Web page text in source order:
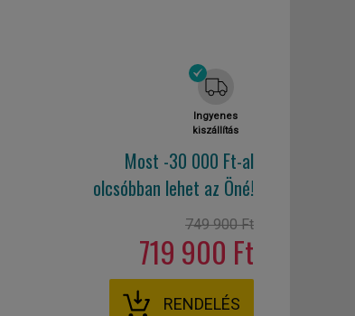
Ingyenes
kiszállítás
Most -30 000 Ft-al
olcsóbban lehet az Öné!
749 900 Ft
719 900 Ft
RENDELÉS